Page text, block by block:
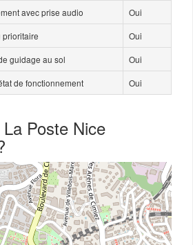
avec prise audio
Oui
prioritaire
Oui
guidage au sol
Oui
de fonctionnement
Oui
Poste Nice